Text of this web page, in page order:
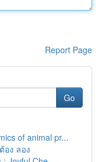
Report Page
Go
of animal pr...
ง ลอง